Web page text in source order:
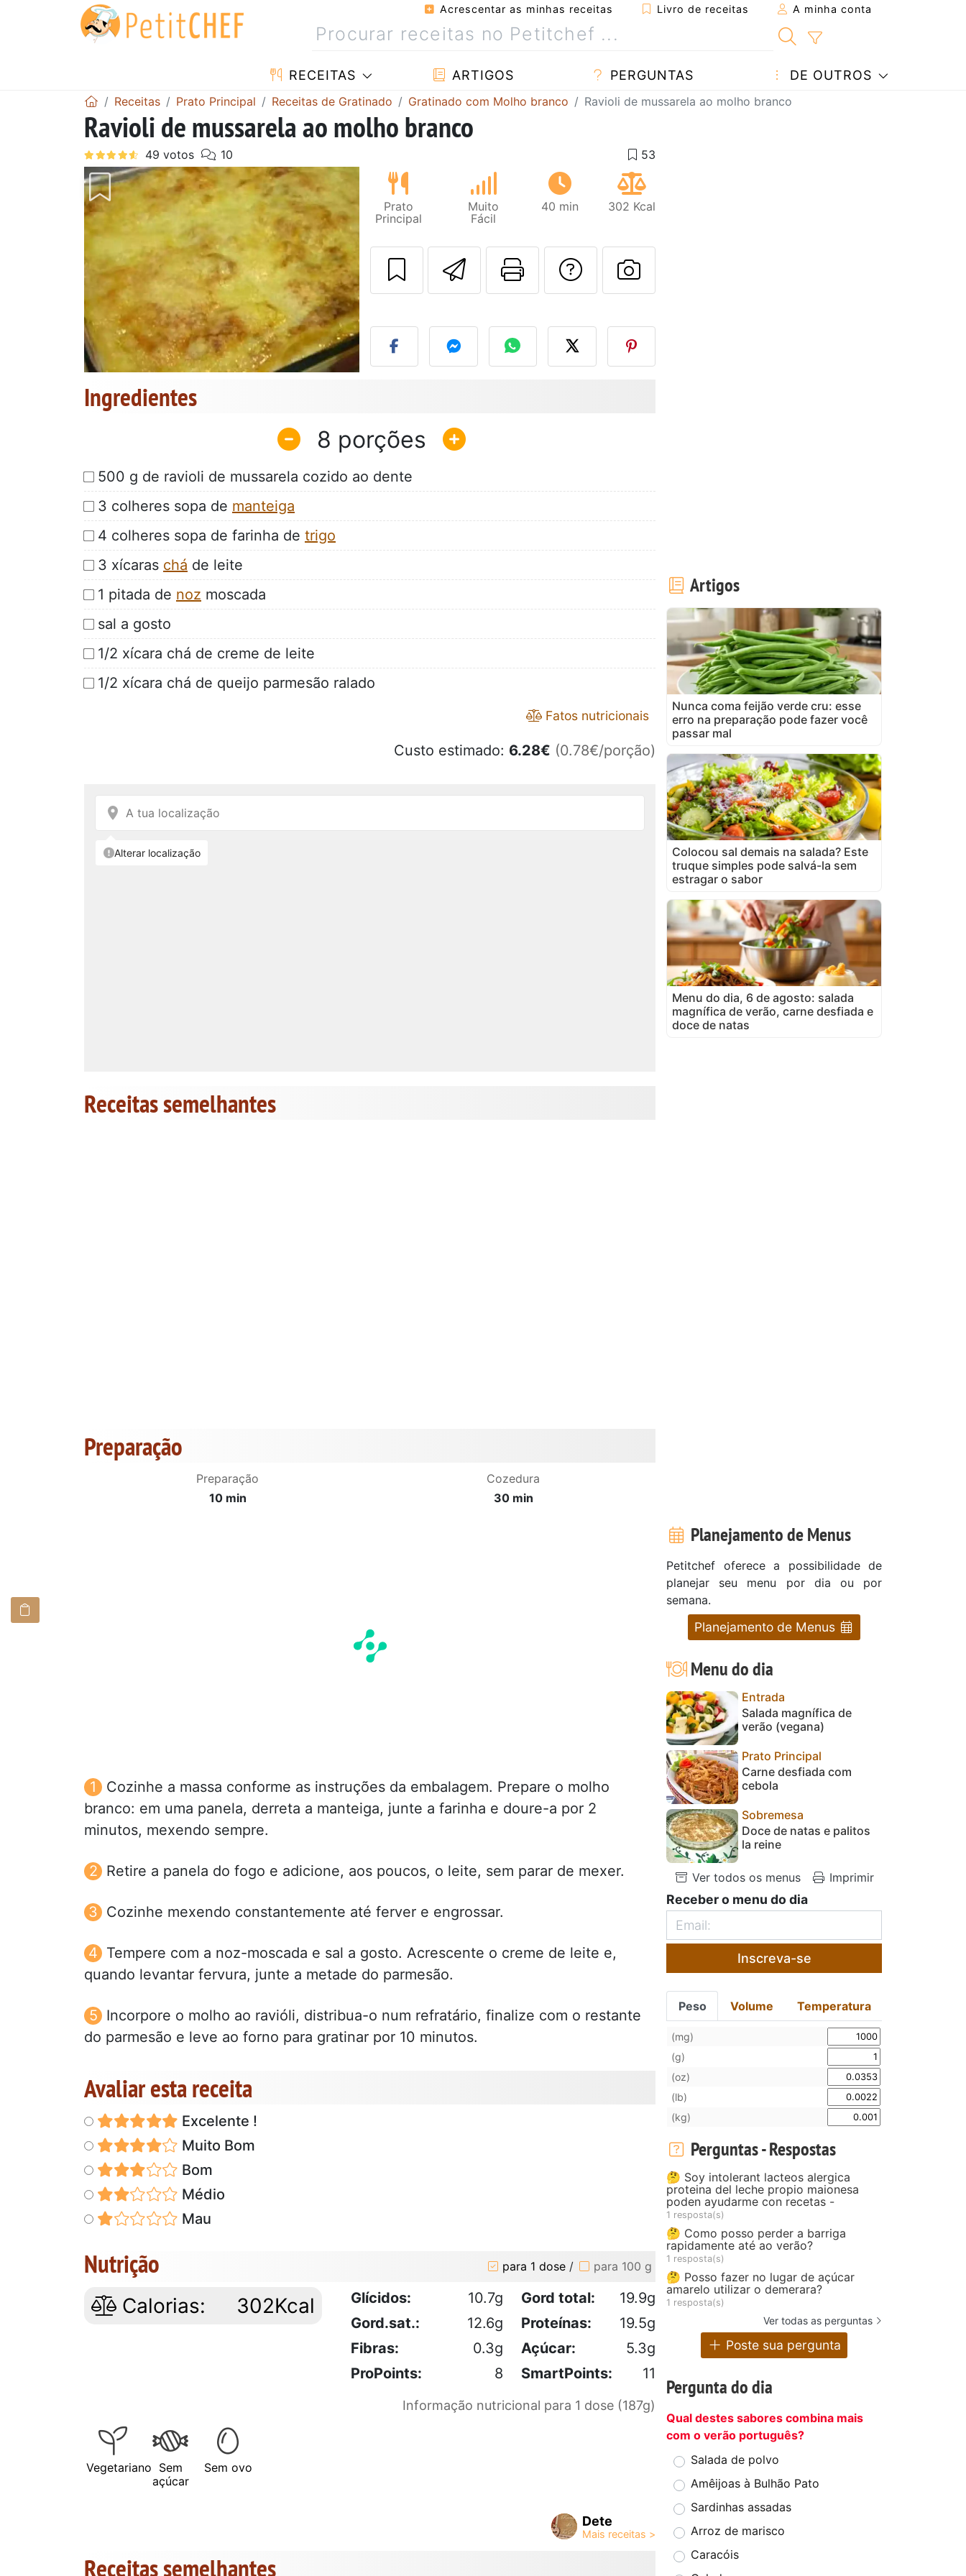
Acrescentar as minhas receitas Livro de receitas A minha conta
RECEITAS ARTIGOS PERGUNTAS DE OUTROS
Receitas Prato Principal Receitas de Gratinado Gratinado com Molho branco Ravioli de mussarela ao molho branco
Ravioli de mussarela ao molho branco
Prato
Principal
Muito
Fácil
40 min 302 Kcal
Enviar esta receita a um amigo
Imprima esta página
Falar com o autor da receita
Fez esta receita? Compartilhe
Ingredientes
8
500 g de ravioli de mussarela cozido ao dente
3 colheres sopa de manteiga
4 colheres sopa de farinha de trigo
3 xícaras chá de leite
1 pitada de noz moscada
sal a gosto
1/2 xícara chá de creme de leite
1/2 xícara chá de queijo parmesão ralado
Fatos nutricionais
Custo estimado: 6.28€ (0.78€/porção)
Receitas semelhantes
Preparação
Preparação
10 min
Cozedura
30 min
Cozinhe a massa conforme as instruções da embalagem. Prepare o molho
branco: em uma panela, derreta a manteiga, junte a farinha e doure-a por 2
minutos, mexendo sempre.
Retire a panela do fogo e adicione, aos poucos, o leite, sem parar de mexer.
Cozinhe mexendo constantemente até ferver e engrossar.
Tempere com a noz-moscada e sal a gosto. Acrescente o creme de leite e,
quando levantar fervura, junte a metade do parmesão.
Incorpore o molho ao ravióli, distribua-o num refratário, finalize com o restante
do parmesão e leve ao forno para gratinar por 10 minutos.
Avaliar esta receita
Excelente !
Muito Bom
Bom
Médio
Mau
Nutrição para 1 dose / para 100 g
Calorias: 302Kcal Glícidos: 10.7g Gord total:
19.9g
Gord.sat.:
12.6g Proteínas:
19.5g
Fibras:
0.3g Açúcar:
5.3g
ProPoints:
8 SmartPoints: 11
Informação nutricional para 1 dose (187g)
Vegetariano Sem
açúcar
Sem ovo
Dete
Receitas semelhantes
Artigos
Nunca coma feijão verde cru: esse
erro na preparação pode fazer você
passar mal
Colocou sal demais na salada? Este
truque simples pode salvá-la sem
estragar o sabor
Menu do dia, 6 de agosto: salada
magnífica de verão, carne desfiada e
doce de natas
Planejamento de Menus
Petitchef oferece a possibilidade de
planejar seu menu por dia ou por
semana.
Planejamento de Menus
Menu do dia
Entrada
Salada magnífica de
verão (vegana)
Prato Principal
Carne desfiada com
cebola
Sobremesa
Doce de natas e palitos
la reine
Ver todos os menus Imprimir
Receber o menu do dia
Inscreva-se
Peso Volume Temperatura
(mg)
(g)
(oz)
(lb)
(kg)
Perguntas - Respostas
🤔 Soy intolerant lacteos alergica
proteina del leche propio maionesa
poden ayudarme con recetas -
1 resposta(s)
🤔 Como posso perder a barriga
rapidamente até ao verão?
1 resposta(s)
🤔 Posso fazer no lugar de açúcar
amarelo utilizar o demerara?
1 resposta(s)
Ver todas as perguntas
Poste sua pergunta
Pergunta do dia
Qual destes sabores combina mais
com o verão português?
Salada de polvo
Amêijoas à Bulhão Pato
Sardinhas assadas
Arroz de marisco
Caracóis